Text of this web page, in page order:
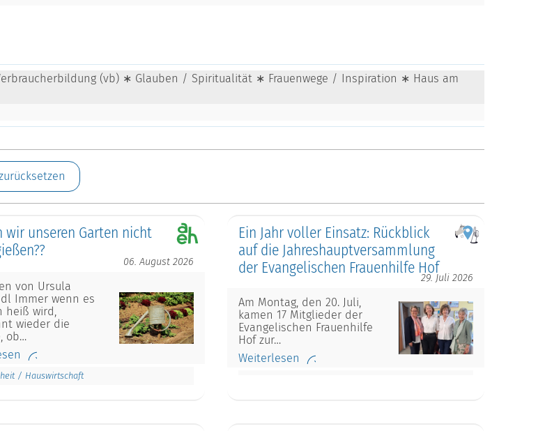
(vb) ∗ Glauben / Spiritualität ∗ Frauenwege / Inspiration ∗ Haus am
wir unseren Garten nicht
06. August 2026
von Ursula
Immer wenn es
heiß wird,
wieder die
ob…
/ Hauswirtschaft
Ein Jahr voller Einsatz: Rückblick
auf die Jahreshauptversammlung
der Evangelischen Frauenhilfe Hof
29. Juli 2026
Am Montag, den 20. Juli,
kamen 17 Mitglieder der
Evangelischen Frauenhilfe
Hof zur…
Weiterlesen